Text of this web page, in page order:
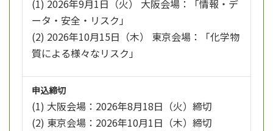
(1) 2026年9月1日（火） 大阪会場：「情報・デ
ータ・安全・リスク」
(2) 2026年10月15日（木） 東京会場：「化学物
質による様々なリスク」
申込締切
(1) 大阪会場：2026年8月18日（火）締切
(2) 東京会場：2026年10月1日（木）締切